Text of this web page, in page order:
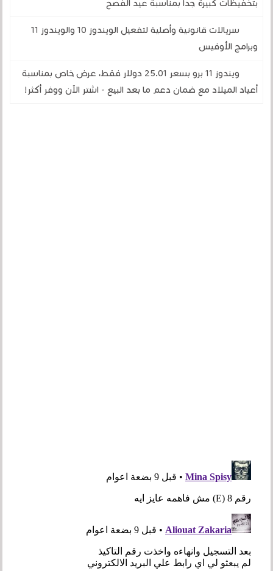
بتخفيظات كبيرة جدا بمناسبة عيد الفصح
سريالات قانونية وأصلية لتفعيل الويندوز 10 والويندوز 11
وبرامج الأوفيس
ويندوز 11 برو بسعر 25.01 دولار فقط، عرض خاص بمناسبة
أعياد الميلاد مع ضمان دعم ما بعد البيع - اشتر الآن ووفر أكثر!